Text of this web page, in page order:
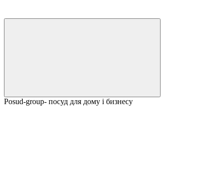
Posud-group- посуд для дому і бизнесу